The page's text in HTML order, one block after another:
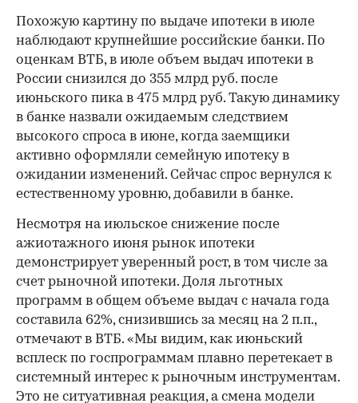
Похожую картину по выдаче ипотеки в июле
наблюдают крупнейшие российские банки. По
оценкам ВТБ, в июле объем выдач ипотеки в
России снизился до 355 млрд руб. после
июньского пика в 475 млрд руб. Такую динамику
в банке назвали ожидаемым следствием
высокого спроса в июне, когда заемщики
активно оформляли семейную ипотеку в
ожидании изменений. Сейчас спрос вернулся к
естественному уровню, добавили в банке.
Несмотря на июльское снижение после
ажиотажного июня рынок ипотеки
демонстрирует уверенный рост, в том числе за
счет рыночной ипотеки. Доля льготных
программ в общем объеме выдач с начала года
составила 62%, снизившись за месяц на 2 п.п.,
отмечают в ВТБ. «Мы видим, как июньский
всплеск по госпрограммам плавно перетекает в
системный интерес к рыночным инструментам.
Это не ситуативная реакция, а смена модели